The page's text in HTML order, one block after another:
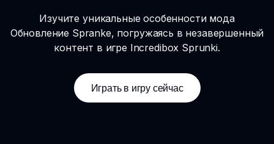
Изучите уникальные особенности мода
Обновление Spranke, погружаясь в незавершенный
контент в игре Incredibox Sprunki.
Играть в игру сейчас